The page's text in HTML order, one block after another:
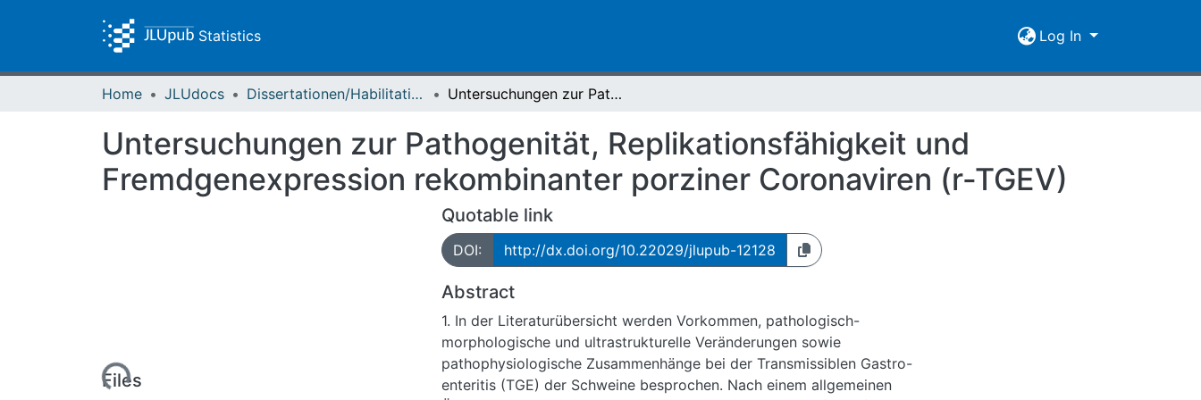
Statistics Log In
Home JLUdocs Dissertationen/Habilitationen Untersuchungen zur Pathogenität, Replikationsfähigkeit und Fremdgenexpression rekombinanter porziner Coronaviren (r-TGEV)
Untersuchungen zur Pathogenität, Replikationsfähigkeit und
Fremdgenexpression rekombinanter porziner Coronaviren (r-TGEV)
Files
Quotable link
DOI: http://dx.doi.org/10.22029/jlupub-12128
Abstract
1. In der Literaturübersicht werden Vorkommen, pathologisch-
morphologische und ultrastrukturelle Veränderungen sowie
pathophysiologische Zusammenhänge bei der Transmissiblen Gastro-
enteritis (TGE) der Schweine besprochen. Nach einem allgemeinen